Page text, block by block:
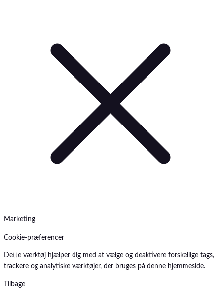
Marketing
Cookie-præferencer
Dette værktøj hjælper dig med at vælge og deaktivere forskellige tags,
trackere og analytiske værktøjer, der bruges på denne hjemmeside.
Tilbage